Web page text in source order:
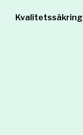
Kvalitetssäkring